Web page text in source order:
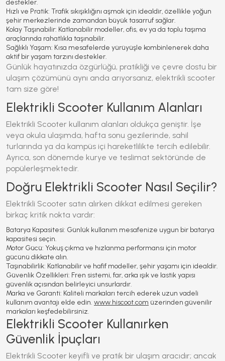
destekler.
Hızlı ve Pratik: Trafik sıkışıklığını aşmak için idealdir, özellikle yoğun
şehir merkezlerinde zamandan büyük tasarruf sağlar.
Kolay Taşınabilir: Katlanabilir modeller, ofis, ev ya da toplu taşıma
araçlarında rahatlıkla taşınabilir.
Sağlıklı Yaşam: Kısa mesafelerde yürüyüşle kombinlenerek daha
aktif bir yaşam tarzını destekler.
Günlük hayatınızda özgürlüğü, pratikliği ve çevre dostu bir
ulaşım çözümünü aynı anda arıyorsanız, elektrikli scooter
tam size göre!
Elektrikli Scooter Kullanım Alanları
Elektrikli Scooter kullanım alanları oldukça geniştir. İşe
veya okula ulaşımda, hafta sonu gezilerinde, sahil
turlarında ya da kampüs içi hareketlilikte tercih edilebilir.
Ayrıca, son dönemde kurye ve teslimat sektöründe de
popülerleşmektedir.
Doğru Elektrikli Scooter Nasıl Seçilir?
Elektrikli Scooter satın alırken dikkat edilmesi gereken
birkaç kritik nokta vardır:
Batarya Kapasitesi: Günlük kullanım mesafenize uygun bir batarya
kapasitesi seçin.
Motor Gücü: Yokuş çıkma ve hızlanma performansı için motor
gücünü dikkate alın.
Taşınabilirlik: Katlanabilir ve hafif modeller, şehir yaşamı için idealdir.
Güvenlik Özellikleri: Fren sistemi, far, arka ışık ve lastik yapısı
güvenlik açısından belirleyici unsurlardır.
Marka ve Garanti: Kaliteli markaları tercih ederek uzun vadeli
kullanım avantajı elde edin. www.hiscoot.com üzerinden güvenilir
markaları keşfedebilirsiniz.
Elektrikli Scooter Kullanırken
Güvenlik İpuçları
Elektrikli Scooter keyifli ve pratik bir ulaşım aracıdır; ancak